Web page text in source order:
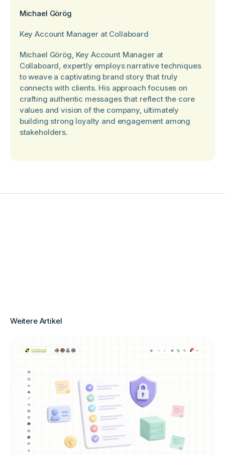
Michael Görög
Key Account Manager at Collaboard
Michael Görög, Key Account Manager at
Collaboard, expertly employs narrative techniques
to weave a captivating brand story that truly
connects with clients. His approach focuses on
crafting authentic messages that reflect the core
values and vision of the company, ultimately
building strong loyalty and engagement among
stakeholders.
Weitere Artikel